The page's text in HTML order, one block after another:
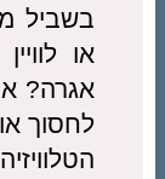
בשביל
או
אגרה?
לחסוך